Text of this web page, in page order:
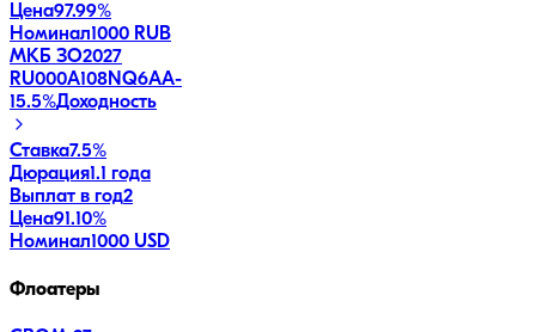
Цена97.99%
Номинал1000 RUB
МКБ ЗО2027
RU000A108NQ6AA-
15.5%Доходность
Ставка7.5%
Дюрация1.1 года
Выплат в год2
Цена91.10%
Номинал1000 USD
Флоатеры